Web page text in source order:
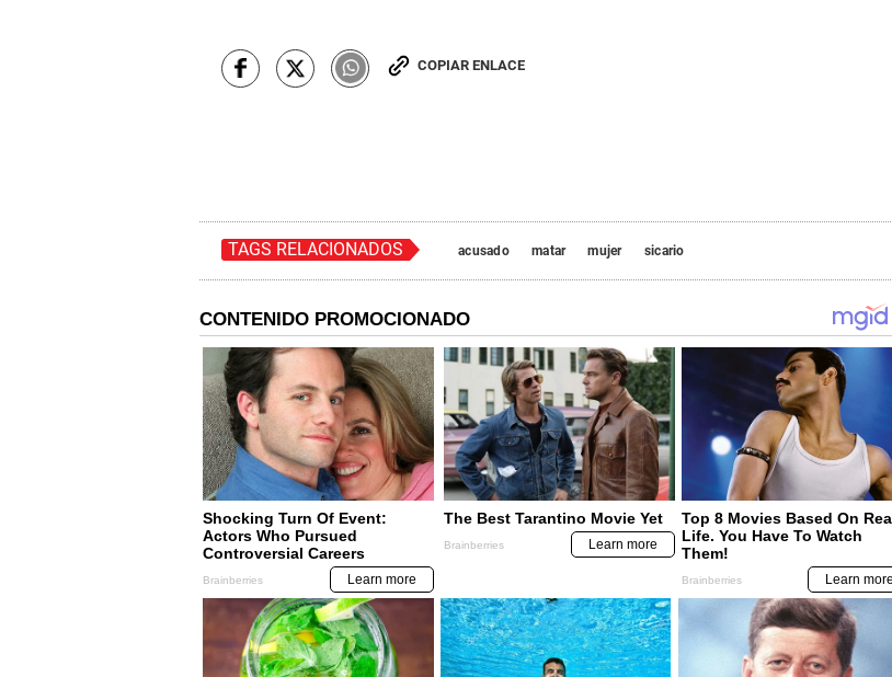
COPIAR ENLACE
TAGS RELACIONADOS acusado matar mujer sicario